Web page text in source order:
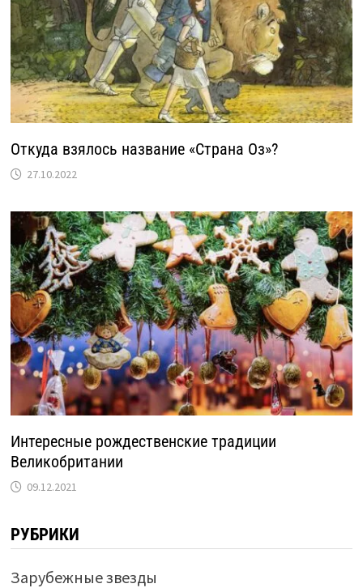
Откуда взялось название «Страна Оз»?
27.10.2022
Интересные рождественские традиции
Великобритании
09.12.2021
РУБРИКИ
Зарубежные звезды